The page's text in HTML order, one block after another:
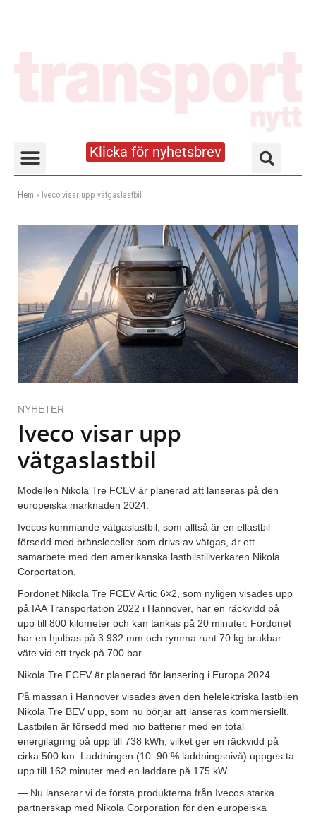
Klicka för nyhetsbrev
Hem » Iveco visar upp vätgaslastbil
NYHETER
Iveco visar upp
vätgaslastbil
Modellen Nikola Tre FCEV är planerad att lanseras på den
europeiska marknaden 2024.
Ivecos kommande vätgaslastbil, som alltså är en ellastbil
försedd med bränsleceller som drivs av vätgas, är ett
samarbete med den amerikanska lastbilstillverkaren Nikola
Corportation.
Fordonet Nikola Tre FCEV Artic 6×2, som nyligen visades upp
på IAA Transportation 2022 i Hannover, har en räckvidd på
upp till 800 kilometer och kan tankas på 20 minuter. Fordonet
har en hjulbas på 3 932 mm och rymma runt 70 kg brukbar
väte vid ett tryck på 700 bar.
Nikola Tre FCEV är planerad för lansering i Europa 2024.
På mässan i Hannover visades även den helelektriska lastbilen
Nikola Tre BEV upp, som nu börjar att lanseras kommersiellt.
Lastbilen är försedd med nio batterier med en total
energilagring på upp till 738 kWh, vilket ger en räckvidd på
cirka 500 km. Laddningen (10–90 % laddningsnivå) uppges ta
upp till 162 minuter med en laddare på 175 kW.
— Nu lanserar vi de första produkterna från Ivecos starka
partnerskap med Nikola Corporation för den europeiska